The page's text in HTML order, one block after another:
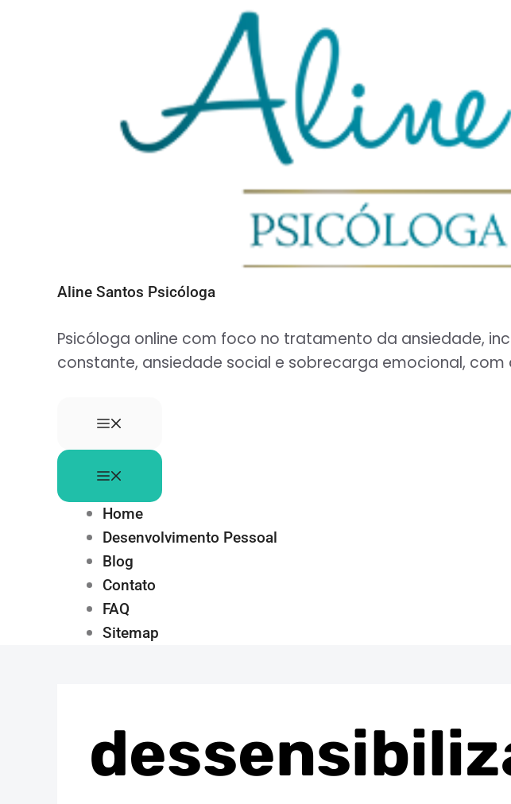
Aline Santos Psicóloga
Psicóloga online com foco no tratamento da ansiedade,
constante, ansiedade social e sobrecarga emocional,
Home
Desenvolvimento Pessoal
Blog
Contato
FAQ
Sitemap